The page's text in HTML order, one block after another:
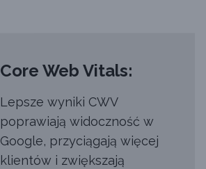
Core Web Vitals:
Lepsze wyniki CWV
poprawiają widoczność w
Google, przyciągają więcej
klientów i zwiększają